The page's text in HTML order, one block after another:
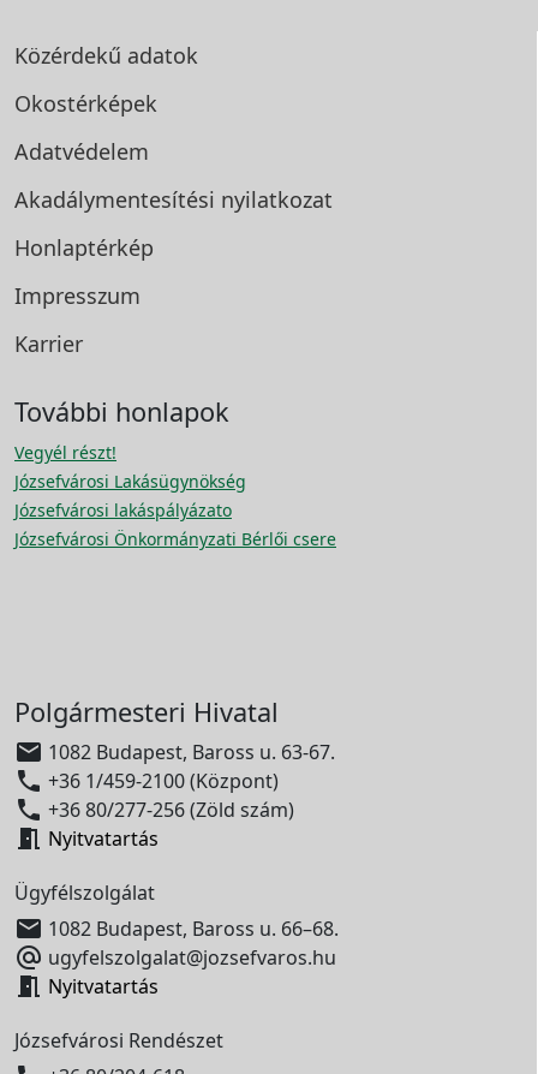
Közérdekű adatok
Okostérképek
Adatvédelem
Akadálymentesítési nyilatkozat
Honlaptérkép
Impresszum
Karrier
További honlapok
Vegyél részt!
Józsefvárosi Lakásügynökség
Józsefvárosi lakáspályázato
Józsefvárosi Önkormányzati Bérlői csere
Polgármesteri Hivatal
 1082 Budapest, Baross u. 63-67.
 +36 1/459-2100 (Központ)
 +36 80/277-256 (Zöld szám)
 Nyitvatartás
Ügyfélszolgálat
 1082 Budapest, Baross u. 66–68.
 ugyfelszolgalat@jozsefvaros.hu
 Nyitvatartás
Józsefvárosi Rendészet